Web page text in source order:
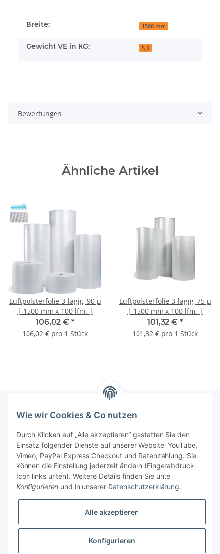
Breite: 1500 mm
Gewicht VE in KG: 5,3
Bewertungen
Ähnliche Artikel
Luftpolsterfolie 3-lagig, 90 µ
| 1500 mm x 100 lfm. |
106,02 € *
106,02 € pro 1 Stück
Luftpolsterfolie 3-lagig, 75 µ
| 1500 mm x 100 lfm. |
101,32 € *
101,32 € pro 1 Stück
Gesetzliche Informationen
Vertrag widerrufen
* Alle Preise zzgl. gesetzlicher USt., zzgl.Versand
Wie wir Cookies & Co nutzen
Durch Klicken auf „Alle akzeptieren“ gestatten Sie den
Einsatz folgender Dienste auf unserer Website: YouTube,
Vimeo, PayPal Express Checkout und Ratenzahlung. Sie
können die Einstellung jederzeit ändern (Fingerabdruck-
Icon links unten). Weitere Details finden Sie unte
Konfigurieren und in unserer Datenschutzerklärung.
Alle akzeptieren
Konfigurieren